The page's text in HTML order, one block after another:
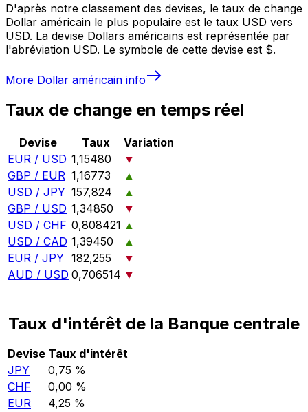
D'après notre classement des devises, le taux de change
Dollar américain le plus populaire est le taux USD vers
USD. La devise Dollars américains est représentée par
l'abréviation USD. Le symbole de cette devise est $.
More Dollar américain info
Taux de change en temps réel
Devise Taux
Variation
EUR / USD 1,15480
▼
GBP / EUR 1,16773
▲
USD / JPY 157,824
▲
GBP / USD 1,34850
▼
USD / CHF 0,808421 ▲
USD / CAD 1,39450
▲
EUR / JPY 182,255
▼
AUD / USD 0,706514 ▼
Taux d'intérêt de la Banque centrale
Devise Taux d'intérêt
JPY
0,75 %
CHF
0,00 %
EUR
4,25 %